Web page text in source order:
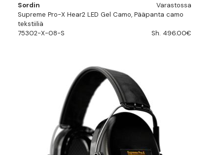
Sordin
Varastossa
Supreme Pro-X Hear2 LED Gel Camo, Pääpanta camo
tekstiiliä
75302-X-08-S
Sh. 496.00€